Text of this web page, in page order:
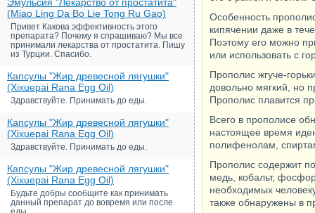
(Miao Ling Da Bo Lie Tong Ru Gao)
Привет Какова эффективность этого
препарата? Почему я спрашиваю? Мы все
принимали лекарства от простатита. Пишу
из Турции. Спасибо.
Капсулы "Жир древесной лягушки"
(Xixuepai Rana Egg Oil)
Здравствуйте. Принимать до еды.
Капсулы "Жир древесной лягушки"
(Xixuepai Rana Egg Oil)
Здравствуйте. Принимать до еды.
Капсулы "Жир древесной лягушки"
(Xixuepai Rana Egg Oil)
Будьте добры сообщите как принимать
данный препарат до вовремя или после
Особенность
кипячении даже в
Поэтому его можно
или использовать с
Прополис жгуче-
довольно мягкий, но
Прополис плавится
Всего в прополисе
настоящее время
полифенолам,
Прополис содержит
медь, кобальт,
необходимых
также обнаружены в